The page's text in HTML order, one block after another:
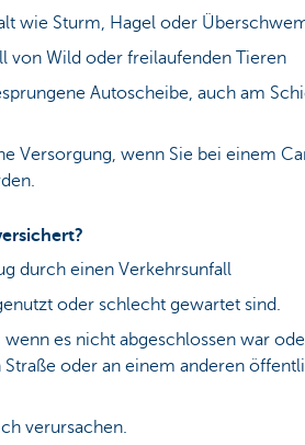
wie Sturm, Hagel oder
von Wild oder freilaufenden Tieren
Autoscheibe, auch am
Versorgung, wenn Sie bei einem
durch einen Verkehrsunfall
oder schlecht gewartet sind.
wenn es nicht abgeschlossen war
oder an einem anderen
verursachen.